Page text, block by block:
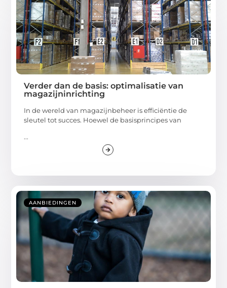
Verder dan de basis: optimalisatie van
magazijninrichting
In de wereld van magazijnbeheer is efficiëntie de
sleutel tot succes. Hoewel de basisprincipes van
...
AANBIEDINGEN